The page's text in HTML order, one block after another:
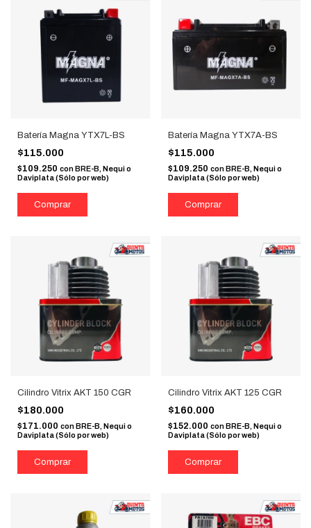
Batería Magna YTX7L-BS
$115.000
$109.250 con BRE-B, Nequi o
Daviplata (Sólo por web)
Batería Magna YTX7A-BS
$115.000
$109.250 con BRE-B, Nequi o
Daviplata (Sólo por web)
Cilindro Vitrix AKT 150 CGR
$180.000
$171.000 conBRE-B, Nequi o
Daviplata (Sólo por web)
Cilindro Vitrix AKT 125 CGR
$160.000
$152.000 con BRE-B, Nequi o
Daviplata (Sólo por web)